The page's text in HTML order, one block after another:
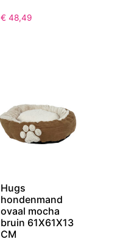
€ 48,49
Hugs
hondenmand
ovaal mocha
bruin 61X61X13
CM